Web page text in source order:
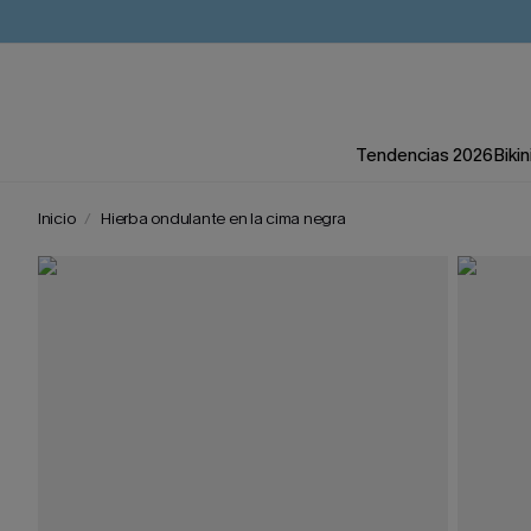
Tendencias 2026
Inicio Hierba ondulante en la cima negra